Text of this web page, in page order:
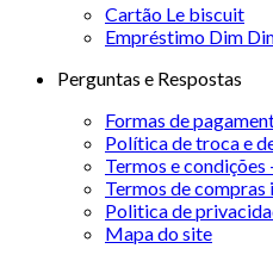
Cartão Le biscuit
Empréstimo Dim
Perguntas e Respostas
Formas de
Política de troca e
Termos e
Termos de compras
Politica de
Mapa do site